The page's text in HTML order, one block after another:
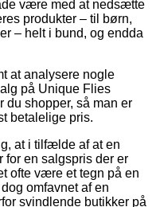
være med at nedsætte
produkter – til børn,
– helt i bund, og endda
at analysere nogle
på Unique Flies
du shopper, så man er
betalelige pris.
at i tilfælde af at en
for en salgspris der er
ofte være et tegn på en
omfavnet af en
svindlende butikker på